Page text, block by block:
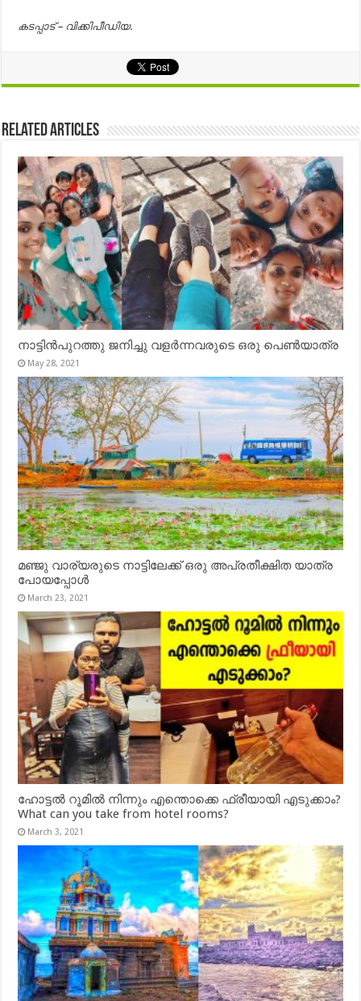
കടപ്പാട് – വിക്കിപീഡിയ.
Related Articles
നാട്ടിൻപുറത്തു ജനിച്ചു വളർന്നവരുടെ ഒരു പെൺയാത്ര
May 28, 2021
മഞ്ജു വാര്യരുടെ നാട്ടിലേക്ക് ഒരു അപ്രതീക്ഷിത യാത്ര
പോയപ്പോൾ
March 23, 2021
ഹോട്ടൽ റൂമിൽ നിന്നും എന്തൊക്കെ ഫ്രീയായി എടുക്കാം?
What can you take from hotel rooms?
March 3, 2021